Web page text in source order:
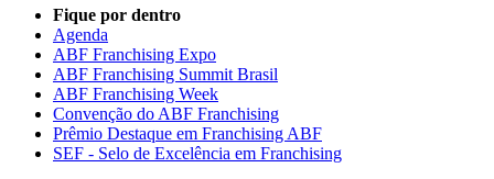
Fique por dentro
Agenda
ABF Franchising Expo
ABF Franchising Summit Brasil
ABF Franchising Week
Convenção do ABF Franchising
Prêmio Destaque em Franchising ABF
SEF - Selo de Excelência em Franchising